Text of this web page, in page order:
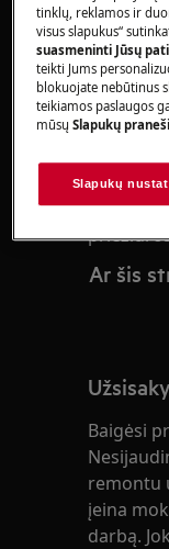
Sprendimas:
1. Kreipkitės
centrą
Ekrane
reiškia
Ar šis
Baigėsi
remontu
įeina
darbą.
tinklų, reklamos ir
visus slapukus“
suasmeninti Jūsų
teikti Jums
blokuojate nebūtinus
teikiamos paslaugos
mūsųSlapukų
Slapukų